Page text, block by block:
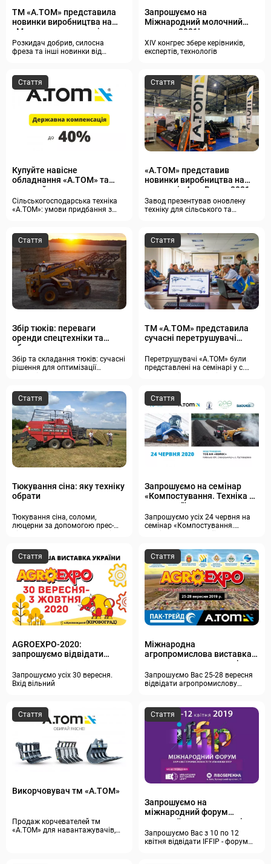
ТМ «А.ТОМ» представила
новинки виробництва на
«Молочному конгресі»
Розкидач добрив, силосна
фреза та інші новинки від
Запрошуємо на
Міжнародний молочний
конгрес 2021!
XIV конгрес збере керівників,
експертів, технологів
Стаття
Купуйте навісне
обладнання «А.ТОМ» та
отримуйте
держкомпенсацію до 40%!
Сільськогосподарська техніка
«А.ТОМ»: умови придбання з
Стаття
«A.TOM» представив
новинки виробництва на
виставці «АгроВесна 2021»
Завод презентував оновлену
техніку для сільського та
Стаття
Збір тюків: переваги
оренди спецтехніки та
обладнання
Збір та складання тюків: сучасні
рішення для оптимізації
Стаття
TM «A.TOM» представила
сучасні перетрушувачі
семінарі «Компостування.
Техніка та технології»
Перетрушувачі «A.TOM» були
представлені на семінарі у с.
Стаття
Тюкування сіна: яку техніку
обрати
Тюкування сіна, соломи,
люцерни за допомогою прес-
Стаття
Запрошуємо на семінар
«Компостування. Техніка та
технології»
Запрошуємо усіх 24 червня на
семінар «Компостування.
Стаття
AGROEXPO-2020:
запрошуємо відвідати
країни
Запрошуємо усіх 30 вересня.
Вхід вільний
Стаття
Міжнародна
агропромислова виставка з
польовою демонстрацією
техніки та технологій
AGROEXPO 2019
Запрошуємо Вас 25-28 вересня
відвідати агропромислову
Стаття
Викорчовувач тм «А.ТОМ»
Продаж корчевателей тм
«А.ТОМ» для навантажувачів,
екскаваторів JCB, Manitou,
Стаття
Запрошуємо на
міжнародний форум
харчової промисловості та
упаковки!
Запрошуємо Вас з 10 по 12
квітня відвідати IFFIP - форум